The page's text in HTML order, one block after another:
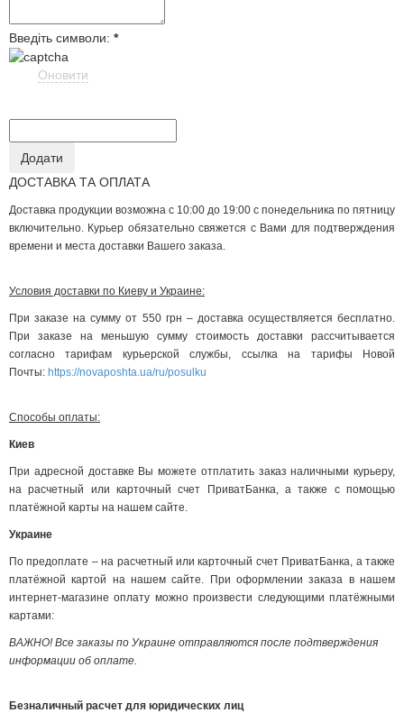
Введіть символи: *
Оновити
ДОСТАВКА ТА ОПЛАТА
Доставка продукции возможна с 10:00 до 19:00 с понедельника по пятницу
включительно. Курьер обязательно свяжется с Вами для подтверждения
времени и места доставки Вашего заказа.
Условия доставки по Киеву и Украине:
При заказе на сумму от 550 грн – доставка осуществляется бесплатно.
При заказе на меньшую сумму стоимость доставки рассчитывается
согласно тарифам курьерской службы, ссылка на тарифы Новой
Почты: https://novaposhta.ua/ru/posulku
Способы оплаты:
Киев
При адресной доставке Вы можете отплатить заказ наличными курьеру,
на расчетный или карточный счет ПриватБанка, а также с помощью
платёжной карты на нашем сайте.
Украине
По предоплате – на расчетный или карточный счет ПриватБанка, а также
платёжной картой на нашем сайте. При оформлении заказа в нашем
интернет-магазине оплату можно произвести следующими платёжными
картами:
ВАЖНО! Все заказы по Украине отправляются после подтверждения
информации об оплате.
Безналичный расчет для юридических лиц